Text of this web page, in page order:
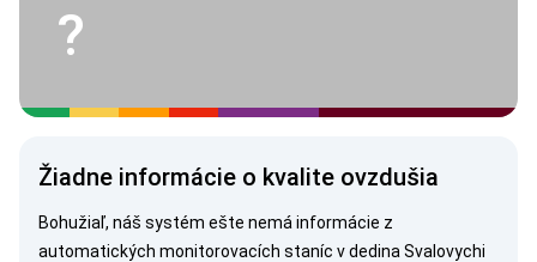
?
Žiadne informácie o kvalite ovzdušia
Bohužiaľ, náš systém ešte nemá informácie z
automatických monitorovacích staníc v dedina Svalovychi